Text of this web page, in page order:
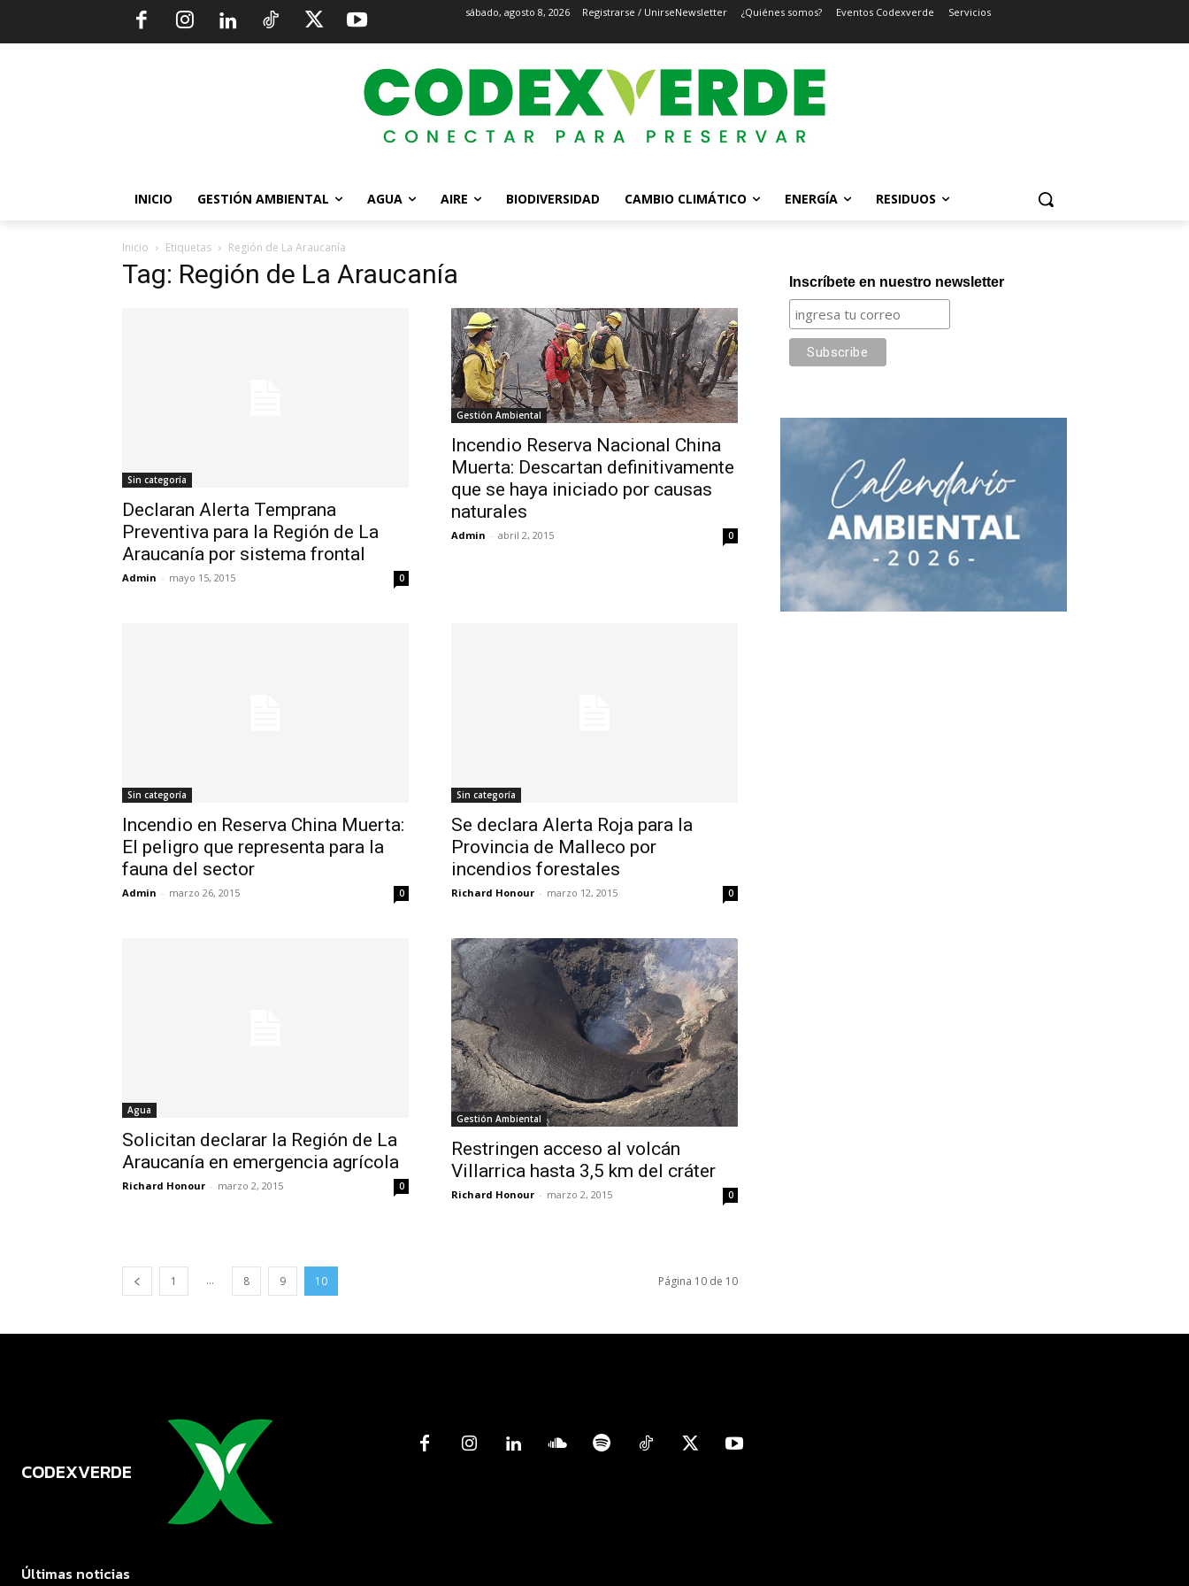
sábado, agosto 8, 2026 Registrarse / UnirseNewsletter ¿Quiénes somos? Eventos Codexverde Servicios
INICIO GESTIÓN AMBIENTAL AGUA AIRE BIODIVERSIDAD CAMBIO CLIMÁTICO ENERGÍA RESIDUOS
Inicio Etiquetas Región de La Araucanía
Tag: Región de La Araucanía
Sin categoría
Declaran Alerta Temprana
Preventiva para la Región de La
Araucanía por sistema frontal
Admin - mayo 15, 2015 0
Gestión Ambiental
Incendio Reserva Nacional China
Muerta: Descartan definitivamente
que se haya iniciado por causas
naturales
Admin - abril 2, 2015 0
Sin categoría
Incendio en Reserva China Muerta:
El peligro que representa para la
fauna del sector
Admin - marzo 26, 2015 0
Sin categoría
Se declara Alerta Roja para la
Provincia de Malleco por
incendios forestales
Richard Honour - marzo 12, 2015 0
Agua
Solicitan declarar la Región de La
Araucanía en emergencia agrícola
Richard Honour - marzo 2, 2015 0
Gestión Ambiental
Restringen acceso al volcán
Villarrica hasta 3,5 km del cráter
Richard Honour - marzo 2, 2015 0
1 ... 8 9 10 Página 10 de 10
Inscríbete en nuestro newsletter
CODEXVERDE
Últimas noticias